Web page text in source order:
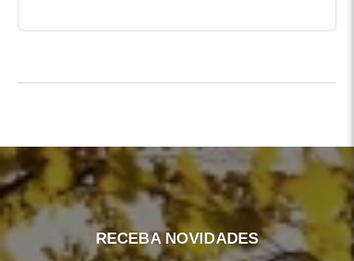
RECEBA NOVIDADES